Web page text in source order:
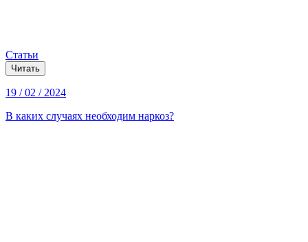
Статьи
Читать
19 / 02 / 2024
В каких случаях необходим наркоз?